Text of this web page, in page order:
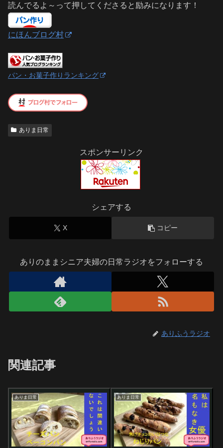
読んでるよ～って押してくださると励みになります！
にほんブログ村
パン・お菓子作りランキング
ありま日常
スポンサーリンク
シェアする
X コピー
ありのままシニア夫婦の日常ラジオをフォローする
ありふうラジオ
関連記事
ありま日常 ありま日常